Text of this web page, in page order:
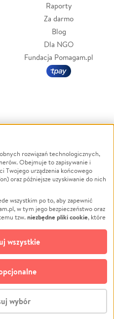
- za darmo
Raporty
Za darmo
Blog
Dla NGO
Fundacja Pomagam.pl
Powódź
Wichura
NGO
Edukacja
Podróż
Impreza
Ochrona środowiska
Biznes
SP. Z O.O.
rozwiązań technologicznych,
Obejmuje to zapisywanie i
Twojego urządzenia końcowego
oraz późniejsze uzyskiwanie do nich
wszystkim po to, aby zapewnić
w tym jego bezpieczeństwo oraz
tzw.niezbędne pliki cookie, które
cookie
Możesz wyrazić
W dowolnym momencie masz
stronie „Zarządzaj zgodami cookie”,
Pomagam.pl. Opcjonalne pliki
celach:
nim możemy zrozumieć, jak
– skąd trafiają do serwisu, jak
wybór
wszystkie